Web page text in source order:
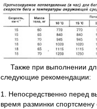
Также при выполнении
следующие рекомендации:
1. Непосредственно перед
время разминки